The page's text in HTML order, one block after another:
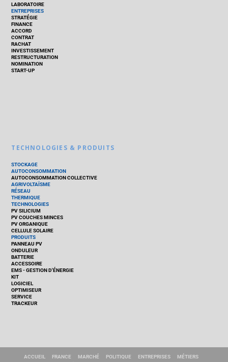
LABORATOIRE
ENTREPRISES
STRATÉGIE
FINANCE
ACCORD
CONTRAT
RACHAT
INVESTISSEMENT
RESTRUCTURATION
NOMINATION
START-UP
TECHNOLOGIES & PRODUITS
STOCKAGE
AUTOCONSOMMATION
AUTOCONSOMMATION COLLECTIVE
AGRIVOLTAÏSME
RÉSEAU
THERMIQUE
TECHNOLOGIES
PV SILICIUM
PV COUCHES MINCES
PV ORGANIQUE
CELLULE SOLAIRE
PRODUITS
PANNEAU PV
ONDULEUR
BATTERIE
ACCESSOIRE
EMS - GESTION D'ÉNERGIE
KIT
LOGICIEL
OPTIMISEUR
SERVICE
TRACKEUR
ACCUEIL FRANCE MARCHÉ POLITIQUE ENTREPRISES
MÉTIERS